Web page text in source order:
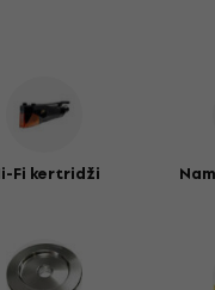
Fi kertridži